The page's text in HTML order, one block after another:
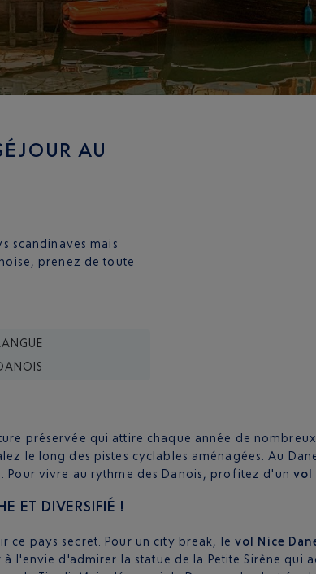
AU
scandinaves mais
prenez de toute
préservée qui attire chaque année de
le long des pistes cyclables aménagées. Au
Pour vivre au rythme des Danois, profitez d'un vol
ET DIVERSIFIÉ !
ce pays secret. Pour un city break, le vol Nice
l'envie d'admirer la statue de la Petite Sirène qui